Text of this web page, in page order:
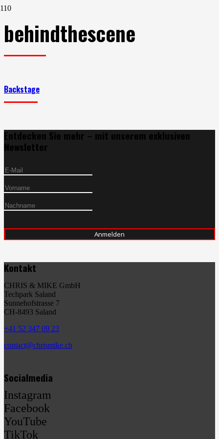
behindthescene
Backstage
Entdecken Sie mehr – mit unserem exklusiven
Newsletter
Kontakt
CHRIS & MIKE GmbH
Techpark Saland
Sunnehofstrasse 7
CH-8493 Saland
+41 52 347 09 23
contact@chrismike.ch
Socialmedia
Instagram
Facebook
YouTube
TikTok